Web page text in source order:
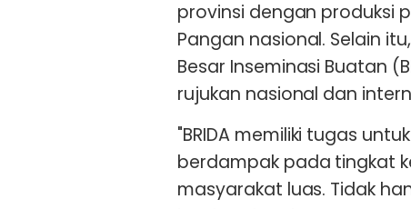
provinsi dengan produksi
Pangan nasional. Selain
Besar Inseminasi Buatan
rujukan nasional dan
"BRIDA memiliki tugas
berdampak pada tingkat
masyarakat luas. Tidak